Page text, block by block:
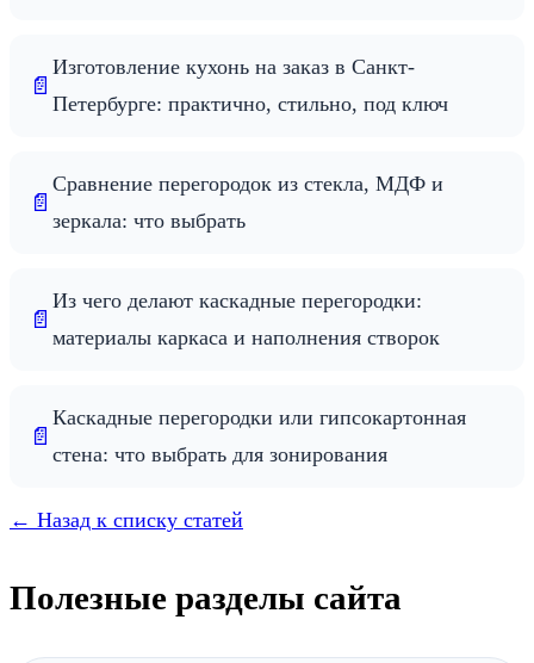
📄
Изготовление кухонь на заказ в Санкт-
Петербурге: практично, стильно, под ключ
📄
Сравнение перегородок из стекла, МДФ и
зеркала: что выбрать
📄
Из чего делают каскадные перегородки:
материалы каркаса и наполнения створок
📄
Каскадные перегородки или гипсокартонная
стена: что выбрать для зонирования
← Назад к списку статей
Полезные разделы сайта